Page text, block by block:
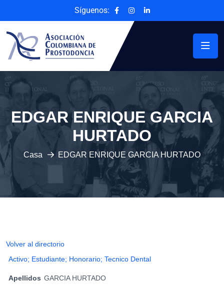
Síguenos:
EDGAR ENRIQUE GARCIA
HURTADO
Casa EDGAR ENRIQUE GARCIA HURTADO
Volver al directorio
Activo; Estudiante; Honorario; Tecnico Dental
Apellidos GARCIA HURTADO